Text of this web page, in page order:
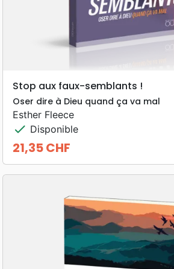
Stop aux faux-semblants !
Oser dire à Dieu quand ça va mal
Esther Fleece
check Disponible
Prix
21,35 CHF